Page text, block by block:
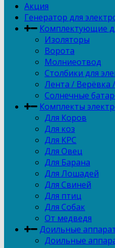
Акция
Генератор для
Комплектующие
Изоляторы
Ворота
Молниеотвод
Столбики для
Лента / Верёвка
Солнечные
Комплекты
Для Коров
Для коз
Для КРС
Для Овец
Для Барана
Для Лошадей
Для Свиней
Для птиц
Для Собак
От медведя
Доильные
Доильные